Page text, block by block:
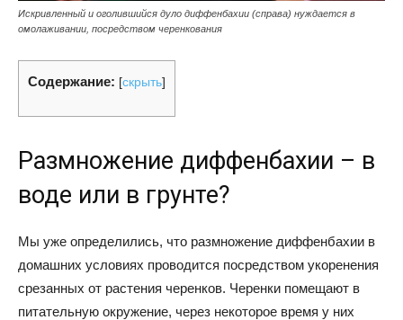
Искривленный и оголившийся дуло диффенбахии (справа) нуждается в
омолаживании, посредством черенкования
Содержание: [скрыть]
Размножение диффенбахии – в
воде или в грунте?
Мы уже определились, что размножение диффенбахии в
домашних условиях проводится посредством укоренения
срезанных от растения черенков. Черенки помещают в
питательную окружение, через некоторое время у них